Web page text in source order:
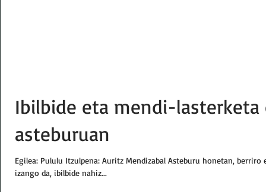
Ibilbide eta mendi-lasterketa
asteburuan
Egilea: Pululu Itzulpena: Auritz Mendizabal Asteburu honetan,
izango da, ibilbide nahiz...